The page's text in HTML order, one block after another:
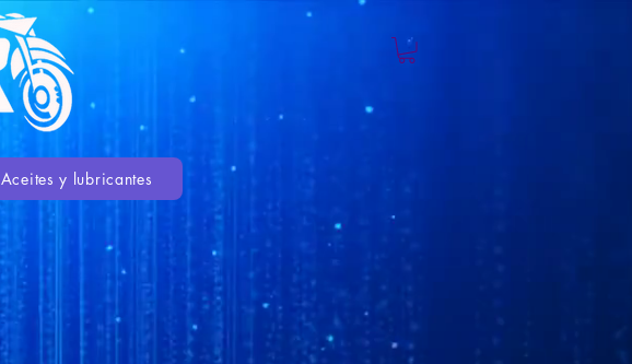
Aceites y lubricantes